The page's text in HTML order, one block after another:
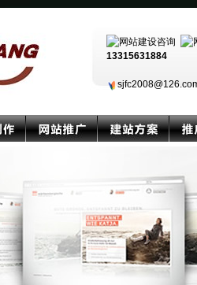
13315631884